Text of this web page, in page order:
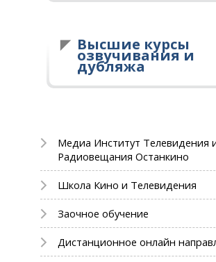
Высшие курсы
озвучивания и
дубляжа
Медиа Институт Телевидения
Радиовещания Останкино
Школа Кино и Телевидения
Заочное обучение
Дистанционное онлайн